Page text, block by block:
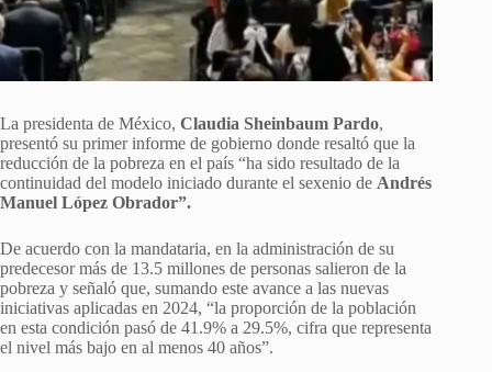
La presidenta de México, Claudia Sheinbaum Pardo,
presentó su primer informe de gobierno donde resaltó que la
reducción de la pobreza en el país “ha sido resultado de la
continuidad del modelo iniciado durante el sexenio de Andrés
Manuel López Obrador”.
De acuerdo con la mandataria, en la administración de su
predecesor más de 13.5 millones de personas salieron de la
pobreza y señaló que, sumando este avance a las nuevas
iniciativas aplicadas en 2024, “la proporción de la población
en esta condición pasó de 41.9% a 29.5%, cifra que representa
el nivel más bajo en al menos 40 años”.